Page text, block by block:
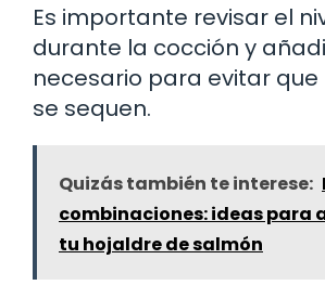
Es importante revisar el
durante la cocción y
necesario para evitar que
se sequen.
Quizás también te interese:
combinaciones: ideas para
tu hojaldre de salmón